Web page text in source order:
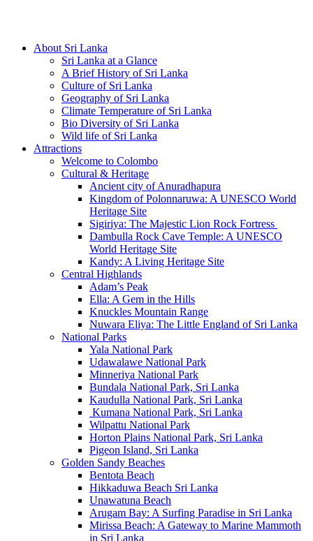
About Sri Lanka
Sri Lanka at a Glance
A Brief History of Sri Lanka
Culture of Sri Lanka
Geography of Sri Lanka
Climate Temperature of Sri Lanka
Bio Diversity of Sri Lanka
Wild life of Sri Lanka
Attractions
Welcome to Colombo
Cultural & Heritage
Ancient city of Anuradhapura
Kingdom of Polonnaruwa: A UNESCO World
Heritage Site
Sigiriya: The Majestic Lion Rock Fortress
Dambulla Rock Cave Temple: A UNESCO
World Heritage Site
Kandy: A Living Heritage Site
Central Highlands
Adam’s Peak
Ella: A Gem in the Hills
Knuckles Mountain Range
Nuwara Eliya: The Little England of Sri Lanka
National Parks
Yala National Park
Udawalawe National Park
Minneriya National Park
Bundala National Park, Sri Lanka
Kaudulla National Park, Sri Lanka
Kumana National Park, Sri Lanka
Wilpattu National Park
Horton Plains National Park, Sri Lanka
Pigeon Island, Sri Lanka
Golden Sandy Beaches
Bentota Beach
Hikkaduwa Beach Sri Lanka
Unawatuna Beach
Arugam Bay: A Surfing Paradise in Sri Lanka
Mirissa Beach: A Gateway to Marine Mammoth
in Sri Lanka